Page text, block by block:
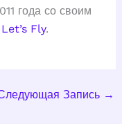
года со своим
Let’s Fly.
Запись →